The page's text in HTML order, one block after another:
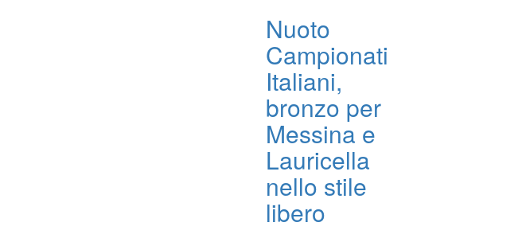
Nuoto
Campionati
Italiani,
bronzo per
Messina e
Lauricella
nello stile
libero